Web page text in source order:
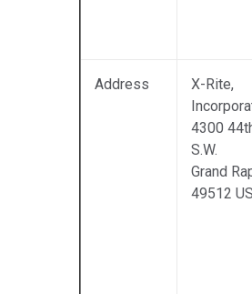
Address
X-Rite,
4300
S.W.
Grand
49512